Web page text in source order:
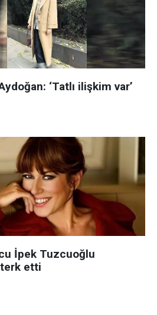
‘Tatlı ilişkim var’
İpek Tuzcuoğlu
etti